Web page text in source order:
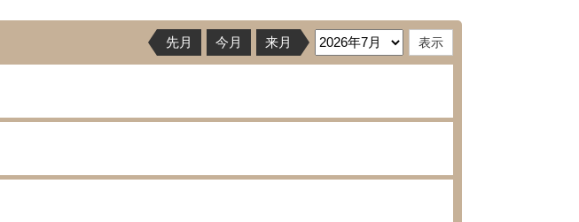
先月 今月 来月